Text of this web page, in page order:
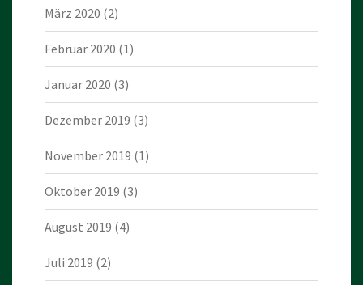
März 2020 (2)
Februar 2020 (1)
Januar 2020 (3)
Dezember 2019 (3)
November 2019 (1)
Oktober 2019 (3)
August 2019 (4)
Juli 2019 (2)